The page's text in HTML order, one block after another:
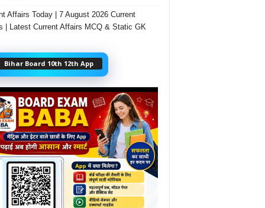
Affairs Today | 7 August 2026 Current
| Latest Current Affairs MCQ & Static GK
Bihar Board 10th 12th App